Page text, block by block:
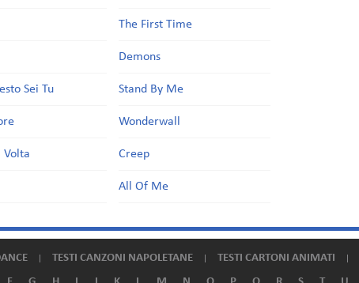
Sei Tu
Volta
The First Time
Demons
Stand By Me
Wonderwall
Creep
All Of Me
TESTI CANZONI NAPOLETANE TESTI CARTONI ANIMATI